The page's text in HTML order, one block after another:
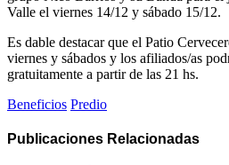
Valle el viernes 14/12 y sábado 15/12.
Es dable destacar que el Patio
viernes y sábados y los afiliados/as
gratuitamente a partir de las 21 hs.
Beneficios Predio
Publicaciones Relacionadas